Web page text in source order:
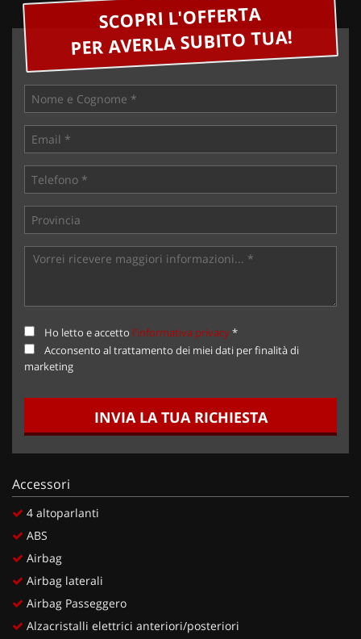
SCOPRI L'OFFERTA
PER AVERLA SUBITO TUA!
Ho letto e accetto l'informativa privacy*
Acconsento al trattamento dei miei dati per finalità di
marketing
INVIA LA TUA RICHIESTA
Accessori
4 altoparlanti
ABS
Airbag
Airbag laterali
Airbag Passeggero
Alzacristalli elettrici anteriori/posteriori